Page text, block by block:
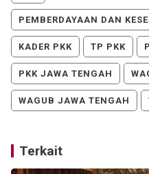
PEMBERDAYAAN DAN
KADER PKK TP PKK
PKK JAWA TENGAH
WAGUB JAWA TENGAH
Terkait